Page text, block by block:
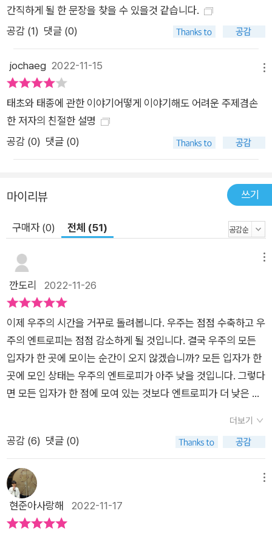
간직하게 될 한 문장을 찾을 수 있을것 같습니다.
공감 (1) 댓글 (0)
jochaeg 2022-11-15
태초와 태종에 관한 이야기어떻게 이야기해도 어려운 주제겸손
한 저자의 친절한 설명
공감 (0) 댓글 (0)
마이리뷰 쓰기
구매자 (0) 전체 (51)
깐도리 2022-11-26
이제 우주의 시간을 거꾸로 돌려봅니다. 우주는 점점 수축하고 우
주의 엔트로피는 점점 감소하게 될 것입니다. 결국 우주의 모든
입자가 한 곳에 모이는 순간이 오지 않겠습니까? 모든 입자가 한
곳에 모인 상태는 우주의 엔트로피가 아주 낮을 것입니다. 그렇다
면 모든 입자가 한 점에 모여 있는 것보다 엔트로피가 더 낮은 상
중력은 별을 붕괴시키는 주범입니다. 하지만 중력은 별을 붕괴시
켜 중성자별을 만드는것에 머물지는 않습니다. 마지막 단계는 바
공간에서 일어났고, 이 급팽창이 있었다면 다중우주가 불가피한
결론이 되었습니다. 휴 에버렛의 평행 우주도 양자역학의 슈뢰딩
거 방정식을 해석하는 과정에서 나온 것입니다.수없이 많은 풍경
더보기
공감 (6) 댓글 (0)
현준아사랑해 2022-11-17